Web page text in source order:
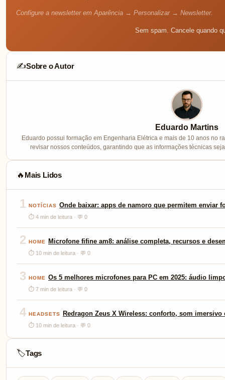
Configure a newsletter em Aparência → Personalizar → Newsletter.
Sem spam. Cancele quando
✍️Sobre o Autor
Eduardo Martins
Eduardo possui formação em Engenharia Elétrica e mais de 10 anos no
revisar nossos conteúdos, garantindo que as informações técnicas
🔥 Mais Lidos
1 NOTÍCIAS Onde baixar: apps de namoro que permitem enviar
⏱ 4 min de leitura · 💬 0
2 HOME Microfone fifine am8: análise completa, recursos e
⏱ 10 min de leitura · 💬 0
3 HOME Os 5 melhores microfones para PC em 2025: áudio
⏱ 7 min de leitura · 💬 0
4 HEADSETS Redragon Zeus X Wireless: conforto, som
⏱ 10 min de leitura · 💬 0
🏷️Tags